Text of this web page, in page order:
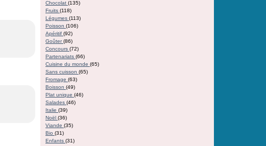
Chocolat (135)
Fruits (118)
Légumes (113)
Poisson (106)
Apéritif (92)
Goûter(86)
Concours (72)
Partenariats (66)
Cuisine du monde (65)
Sans cuisson (65)
Fromage (63)
Boisson (49)
Plat unique (46)
Salades (46)
Italie (39)
Noël (36)
Viande (35)
Bio (31)
Enfants (31)